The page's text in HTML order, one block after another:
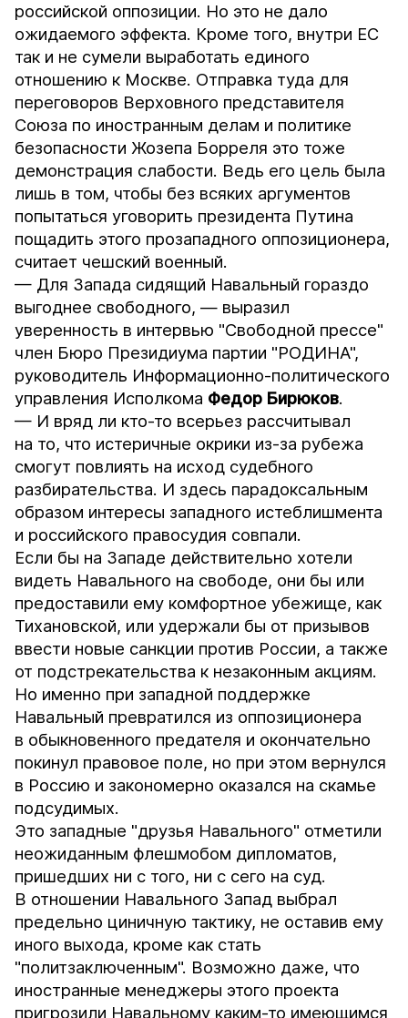
российской оппозиции. Но это не дало
ожидаемого эффекта. Кроме того, внутри ЕС
так и не сумели выработать единого
отношению к Москве. Отправка туда для
переговоров Верховного представителя
Союза по иностранным делам и политике
безопасности Жозепа Борреля это тоже
демонстрация слабости. Ведь его цель была
лишь в том, чтобы без всяких аргументов
попытаться уговорить президента Путина
пощадить этого прозападного оппозиционера,
считает чешский военный.
— Для Запада сидящий Навальный гораздо
выгоднее свободного, — выразил
уверенность в интервью "Свободной прессе"
член Бюро Президиума партии "РОДИНА",
руководитель Информационно-политического
управления Исполкома Федор Бирюков.
— И вряд ли кто-то всерьез рассчитывал
на то, что истеричные окрики из-за рубежа
смогут повлиять на исход судебного
разбирательства. И здесь парадоксальным
образом интересы западного истеблишмента
и российского правосудия совпали.
Если бы на Западе действительно хотели
видеть Навального на свободе, они бы или
предоставили ему комфортное убежище, как
Тихановской, или удержали бы от призывов
ввести новые санкции против России, а также
от подстрекательства к незаконным акциям.
Но именно при западной поддержке
Навальный превратился из оппозиционера
в обыкновенного предателя и окончательно
покинул правовое поле, но при этом вернулся
в Россию и закономерно оказался на скамье
подсудимых.
Это западные "друзья Навального" отметили
неожиданным флешмобом дипломатов,
пришедших ни с того, ни с сего на суд.
В отношении Навального Запад выбрал
предельно циничную тактику, не оставив ему
иного выхода, кроме как стать
"политзаключенным". Возможно даже, что
иностранные менеджеры этого проекта
пригрозили Навальному каким-то имеющимся